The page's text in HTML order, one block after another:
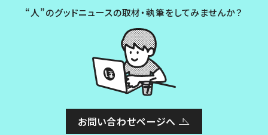
“人”のグッドニュースの取材・執筆をしてみませんか？
お問い合わせページへ